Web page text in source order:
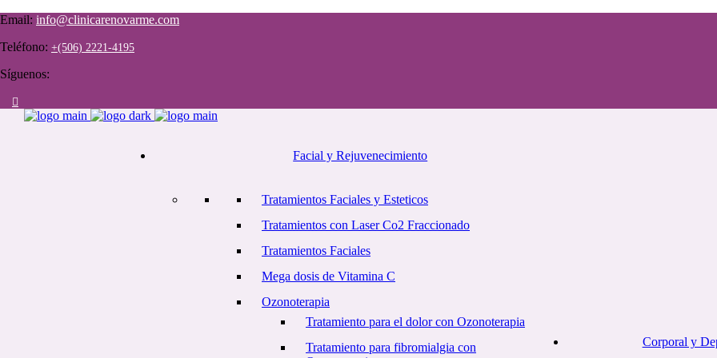
Email: info@clinicarenovarme.com
Teléfono: +(506) 2221-4195
Síguenos:
Facial y Rejuvenecimiento
Tratamientos Faciales y Esteticos
Tratamientos con Laser Co2 Fraccionado
Tratamientos Faciales
Mega dosis de Vitamina C
Ozonoterapia
Tratamiento para el dolor con Ozonoterapia
Tratamiento para fibromialgia con
Corporal y